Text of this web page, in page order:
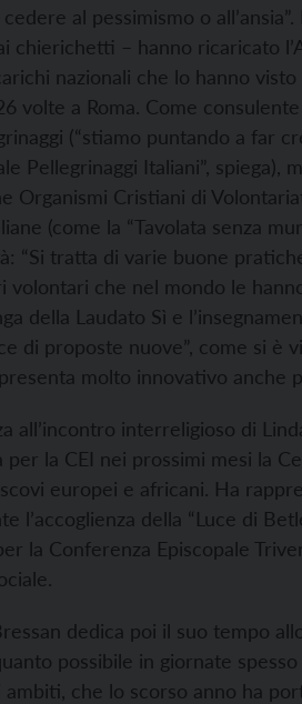
al pessimismo o
chierichetti – hanno ricaricato
nazionali che lo hanno
volte a Roma. Come
(“stiamo puntando a far
Pellegrinaggi Italiani”, spiega),
Organismi Cristiani di
(come la “Tavolata senza
“Si tratta di varie buone
che nel mondo le
della Laudato Sì e
di proposte nuove”, come si è
molto innovativo anche
all’incontro interreligioso di
la CEI nei prossimi mesi la
europei e africani. Ha
l’accoglienza della “Luce di
la Conferenza Episcopale
dedica poi il suo tempo
possibile in giornate
che lo scorso anno ha